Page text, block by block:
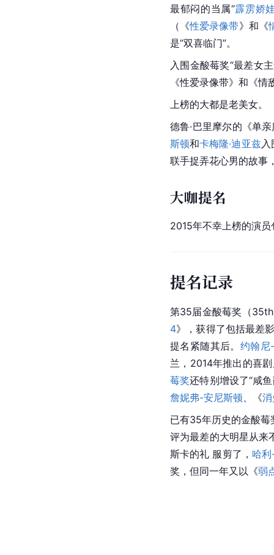
最郁闷的当属“霹雳娇
（《性爱录像带》和《
是“双喜临门”。
入围金酸莓奖“最差女
《性爱录像带》和《
上榜的大都是老美女。
德鲁·巴里摩尔的《单
斯顿和卡梅隆·迪亚兹入
联手捉弄花心男的故事
大咖提名
2015年不幸上榜的演员
提名记录
第35届金酸莓奖（
4》，获得了包括最差
提名紧随其后。 约翰尼
兰，2014年推出的喜
莓奖还特别增设了“咸
詹妮弗-安尼斯顿、《
已有35年历史的金酸
评为最差的大明星从来
斯卡的礼 服剪了， 哈
奖，但同一年又以《弱